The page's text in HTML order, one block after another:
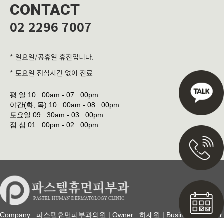
CONTACT
02 2296 7007
* 일요일/공휴일 휴진입니다.
* 토요일 점심시간 없이 진료
평 일 10 : 00am - 07 : 00pm
야간(화, 목) 10 : 00am - 08 : 00pm
토요일 09 : 30am - 03 : 00pm
점 심 01 : 00pm - 02 : 00pm
Company : 파스텔휴먼피부과의원 | Owner : 하재원 | Business Number